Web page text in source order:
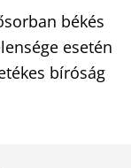
békés
esetén
bíróság